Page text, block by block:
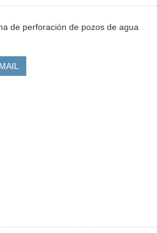
de perforación de pozos de agua